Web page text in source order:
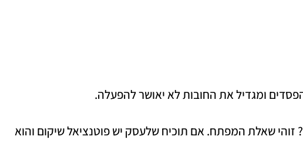
ומגדיל את החובות לא יאושר להפעלה.
שאלת המפתח. אם תוכיח שלעסק יש פוטנציאל שיקום והוא